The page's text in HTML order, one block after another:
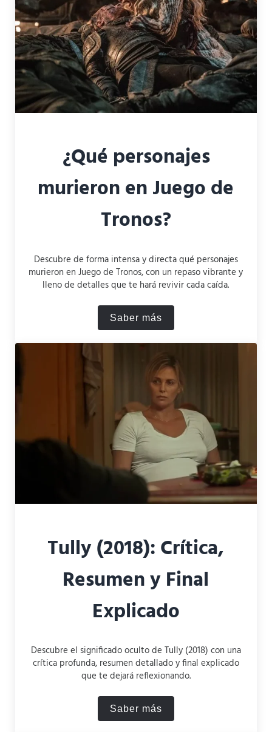
¿Qué personajes
murieron en Juego de
Tronos?
Descubre de forma intensa y directa qué personajes
murieron en Juego de Tronos, con un repaso vibrante y
lleno de detalles que te hará revivir cada caída.
Saber más¿Qué personajes murieron
Tully (2018): Crítica,
Resumen y Final
Explicado
Descubre el significado oculto de Tully (2018) con una
crítica profunda, resumen detallado y final explicado
que te dejará reflexionando.
Saber másTully (2018): Crítica,